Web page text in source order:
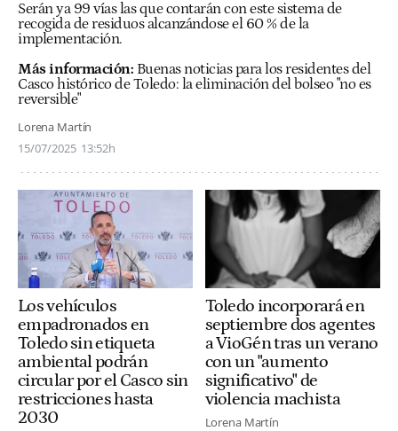
Serán ya 99 vías las que contarán con este sistema de
recogida de residuos alcanzándose el 60 % de la
implementación.
Más información: Buenas noticias para los residentes del
Casco histórico de Toledo: la eliminación del bolseo "no es
reversible"
Lorena Martín
15/07/2025 13:52h
Los vehículos
empadronados en
Toledo sin etiqueta
ambiental podrán
circular por el Casco sin
restricciones hasta
2030
Toledo incorporará en
septiembre dos agentes
a VioGén tras un verano
con un "aumento
significativo" de
violencia machista
Lorena Martín